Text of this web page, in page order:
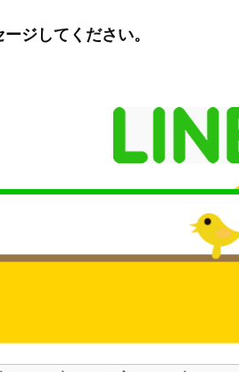
ジしてください。